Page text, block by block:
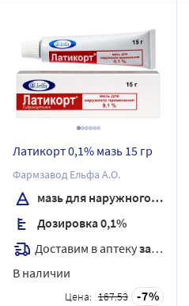
Латикорт 0,1% мазь 15 гр
Фармзавод Ельфа А.О.
мазь для наружного применения
Дозировка 0,1%
Доставим в аптекузавтра
В наличии
Цена: 167.53 7